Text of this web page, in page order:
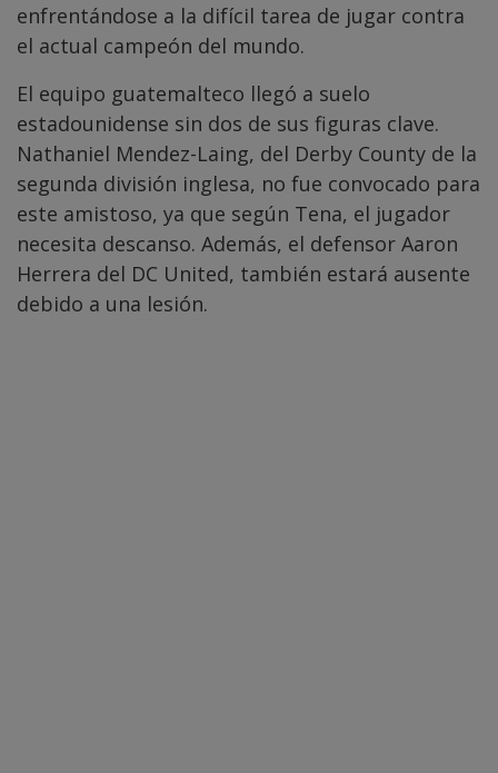
enfrentándose a la difícil tarea de jugar contra
el actual campeón del mundo.
El equipo guatemalteco llegó a suelo
estadounidense sin dos de sus figuras clave.
Nathaniel Mendez-Laing, del Derby County de la
segunda división inglesa, no fue convocado para
este amistoso, ya que según Tena, el jugador
necesita descanso. Además, el defensor Aaron
Herrera del DC United, también estará ausente
debido a una lesión.